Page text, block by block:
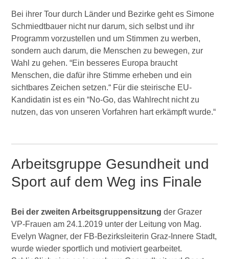
Bei ihrer Tour durch Länder und Bezirke geht es Simone
Schmiedtbauer nicht nur darum, sich selbst und ihr
Programm vorzustellen und um Stimmen zu werben,
sondern auch darum, die Menschen zu bewegen, zur
Wahl zu gehen. “Ein besseres Europa braucht
Menschen, die dafür ihre Stimme erheben und ein
sichtbares Zeichen setzen.“ Für die steirische EU-
Kandidatin ist es ein “No-Go, das Wahlrecht nicht zu
nutzen, das von unseren Vorfahren hart erkämpft wurde.“
Arbeitsgruppe Gesundheit und
Sport auf dem Weg ins Finale
Bei der zweiten Arbeitsgruppensitzung der Grazer
VP-Frauen am 24.1.2019 unter der Leitung von Mag.
Evelyn Wagner, der FB-Bezirksleiterin Graz-Innere Stadt,
wurde wieder sportlich und motiviert gearbeitet.